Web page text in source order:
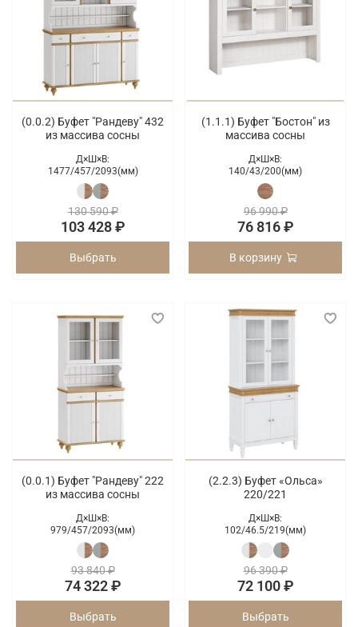
(0.0.2) Буфет "Рандеву" 432
из массива сосны
Д×Ш×В:
1477/457/2093(мм)
130 590 ₽
103 428 ₽
Выбрать
(1.1.1) Буфет "Бостон" из
массива сосны
Д×Ш×В:
140/43/200(мм)
96 990 ₽
76 816 ₽
В корзину
(0.0.1) Буфет "Рандеву" 222
из массива сосны
Д×Ш×В:
979/457/2093(мм)
93 840 ₽
74 322 ₽
Выбрать
(2.2.3) Буфет «Ольса»
220/221
Д×Ш×В:
102/46.5/219(мм)
96 390 ₽
72 100 ₽
Выбрать